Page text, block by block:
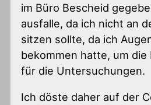
im Büro Bescheid
ausfalle, da ich nicht an
sitzen sollte, da ich
bekommen hatte, um die
für die Untersuchungen.
Ich döste daher auf der